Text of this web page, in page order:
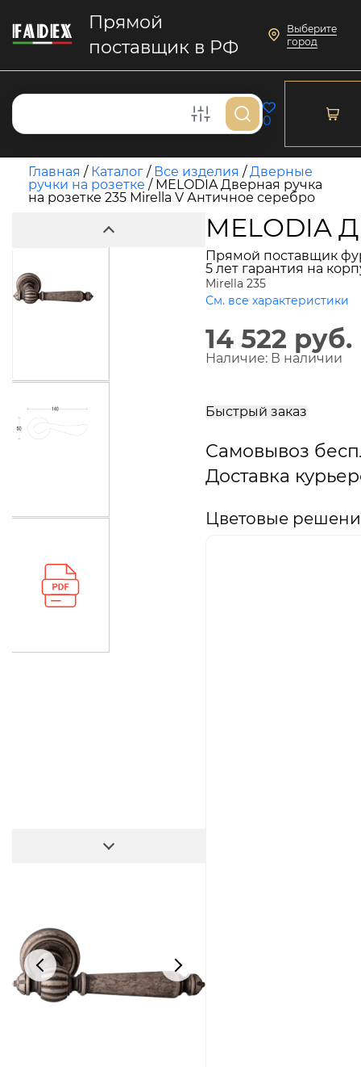
Прямой
поставщик в РФ
Выберите
город
0
Главная / Каталог / Все изделия /Дверные
ручки на розетке / MELODIA Дверная ручка
на розетке 235 Mirella V Античное серебро
MELODIA
Прямой поставщик
5 лет гарантия на
Mirella 235
См. все характеристики
14 522 руб.
Наличие: В наличии
Быстрый заказ
Самовывоз
Доставка
Цветовые